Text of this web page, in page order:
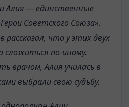
Алия — единственные
Советского Союза».
рассказал, что у этих двух
сложиться по-иному.
врачом, Алия училась в
выбрали свою судьбу.